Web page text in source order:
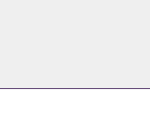
dikkat çekiyor.